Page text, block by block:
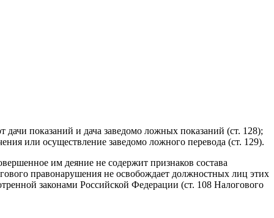
показаний и дача заведомо ложных показаний (ст. 128);
или осуществление заведомо ложного перевода (ст. 129).
им деяние не содержит признаков состава
правонарушения не освобождает должностных лиц этих
законами Российской Федерации (ст. 108 Налогового